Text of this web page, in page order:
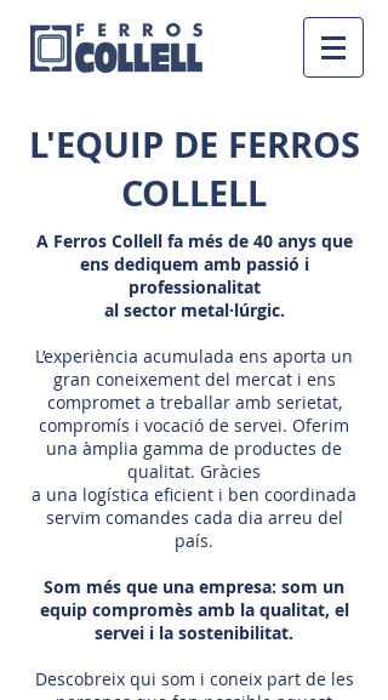
L'EQUIP DE FERROS
COLLELL
A Ferros Collell fa més de 40 anys que
ens dediquem amb passió i
professionalitat
al sector metal·lúrgic.
L’experiència acumulada ens aporta un
gran coneixement del mercat i ens
compromet a treballar amb serietat,
compromís i vocació de servei. Oferim
una àmplia gamma de productes de
qualitat. Gràcies
a una logística eficient i ben coordinada
servim comandes cada dia arreu del
país.
Som més que una empresa: som un
equip compromès amb la qualitat, el
servei i la sostenibilitat.
Descobreix qui som i coneix part de les